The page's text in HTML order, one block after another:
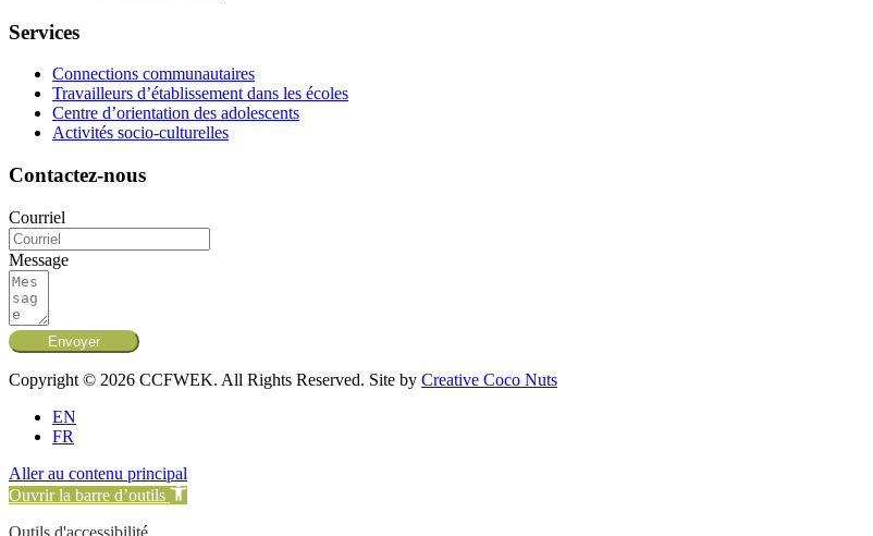
Services
Connections communautaires
Travailleurs d’établissement dans les écoles
Centre d’orientation des adolescents
Activités socio-culturelles
Contactez-nous
Courriel
Message
Envoyer
Copyright © 2026 CCFWEK. All Rights Reserved. Site by Creative Coco Nuts
EN
FR
Aller au contenu principal
Ouvrir la barre d’outils
Outils d'accessibilité